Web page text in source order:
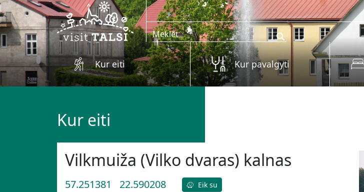
Skip to main content
Kur eiti Kur pavalgyti
Kur eiti
Vilkmuiža (Vilko dvaras) kalnas
57.251381 22.590208 Eik su